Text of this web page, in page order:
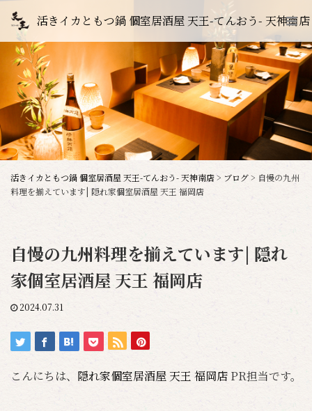
活きイカともつ鍋 個室居酒屋 天王-てんおう- 天神南店
活きイカともつ鍋 個室居酒屋 天王-てんおう- 天神南店> ブログ> 自慢の九州
料理を揃えています| 隠れ家個室居酒屋 天王 福岡店
自慢の九州料理を揃えています| 隠れ
家個室居酒屋 天王 福岡店
2024.07.31
こんにちは、 隠れ家個室居酒屋 天王 福岡店 PR担当です。